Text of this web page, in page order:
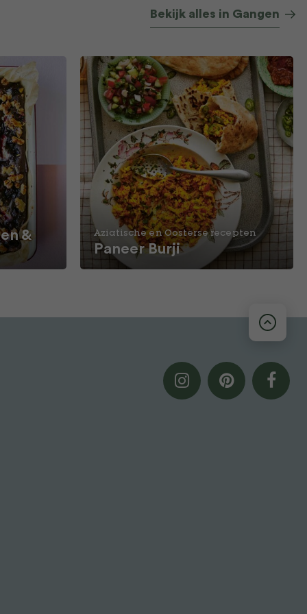
Bekijk alles in Gangen
& Aziatische en Oosterse recepten
Paneer Burji